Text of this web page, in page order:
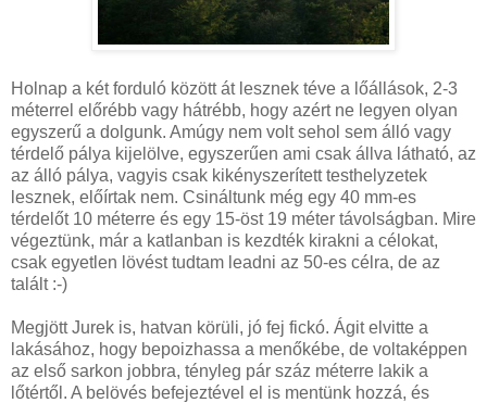
Holnap a két forduló között át lesznek téve a lőállások, 2-3
méterrel előrébb vagy hátrébb, hogy azért ne legyen olyan
egyszerű a dolgunk. Amúgy nem volt sehol sem álló vagy
térdelő pálya kijelölve, egyszerűen ami csak állva látható, az
az álló pálya, vagyis csak kikényszerített testhelyzetek
lesznek, előírtak nem. Csináltunk még egy 40 mm-es
térdelőt 10 méterre és egy 15-öst 19 méter távolságban. Mire
végeztünk, már a katlanban is kezdték kirakni a célokat,
csak egyetlen lövést tudtam leadni az 50-es célra, de az
talált :-)
Megjött Jurek is, hatvan körüli, jó fej fickó. Ágit elvitte a
lakásához, hogy bepoizhassa a menőkébe, de voltaképpen
az első sarkon jobbra, tényleg pár száz méterre lakik a
lőtértől. A belövés befejeztével el is mentünk hozzá, és